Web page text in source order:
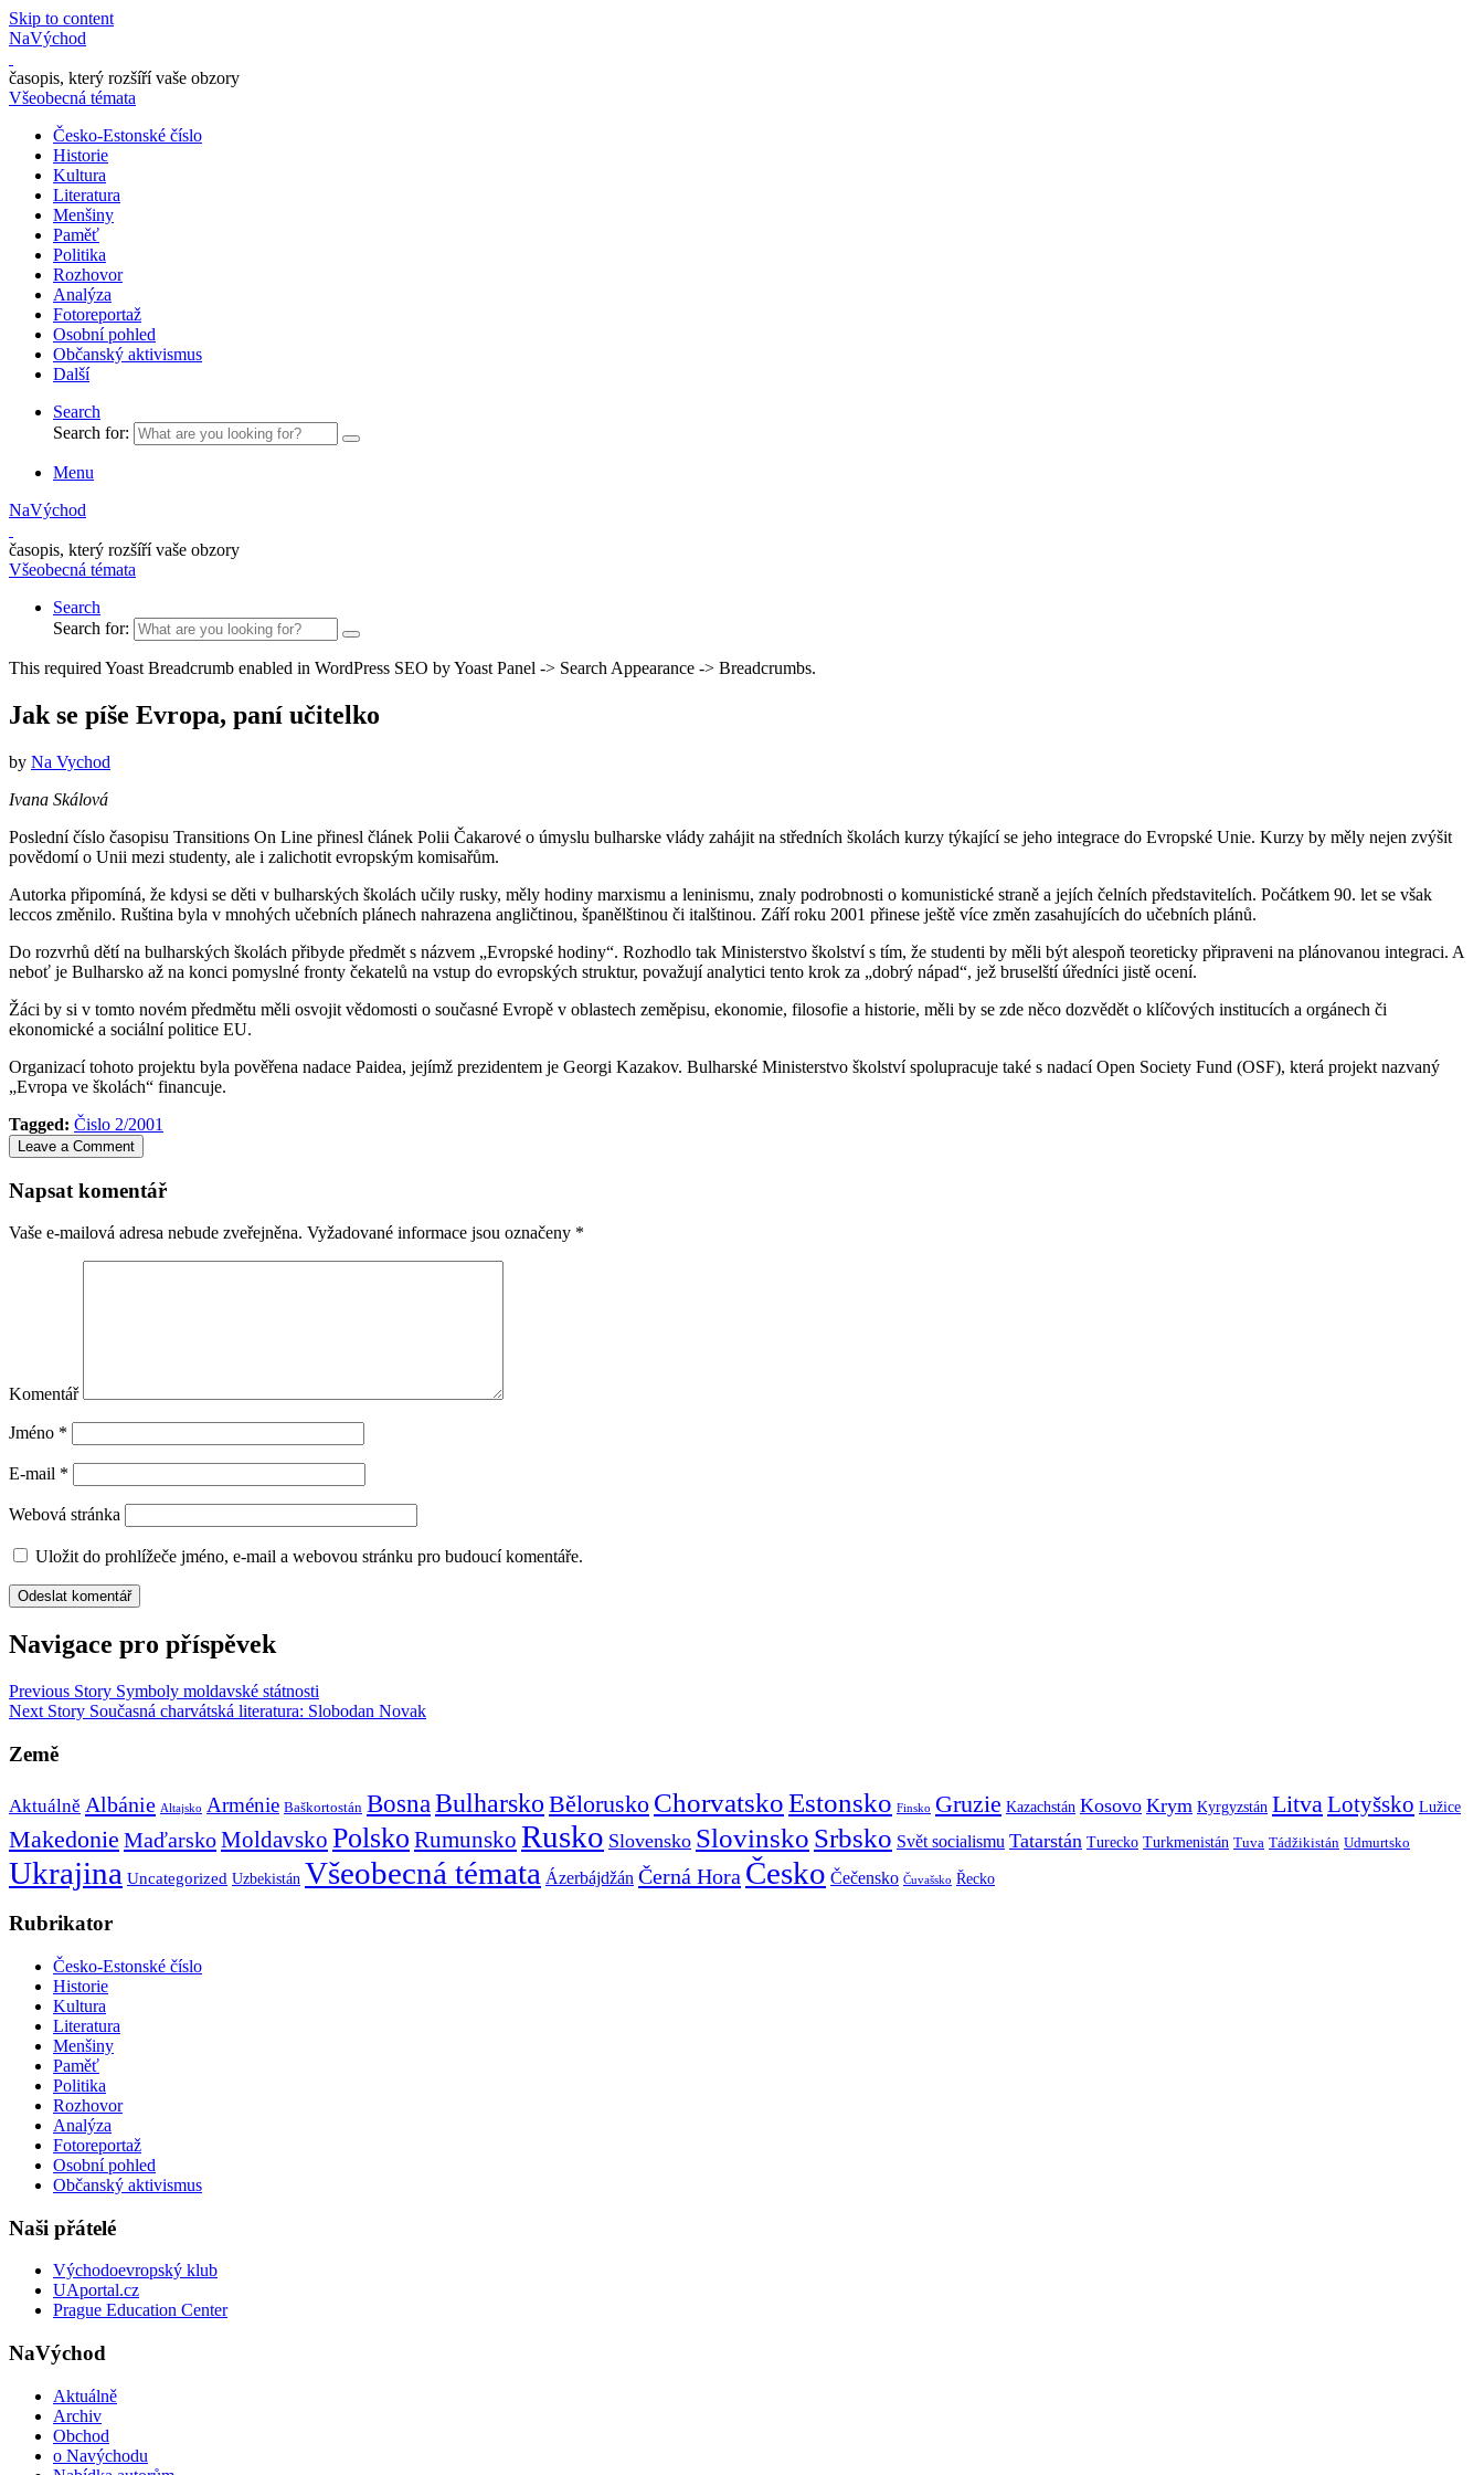
Skip to content
NaVýchod
časopis, který rozšíří vaše obzory
Všeobecná témata
Česko-Estonské číslo
Historie
Kultura
Literatura
Menšiny
Paměť
Politika
Rozhovor
Analýza
Fotoreportaž
Osobní pohled
Občanský aktivismus
Další
Search
Search for:
Menu
NaVýchod
časopis, který rozšíří vaše obzory
Všeobecná témata
Search
Search for:
This required Yoast Breadcrumb enabled in WordPress SEO by Yoast Panel -> Search Appearance -> Breadcrumbs.
Jak se píše Evropa, paní učitelko
by Na Vychod
Ivana Skálová
Poslední číslo časopisu Transitions On Line přinesl článek Polii Čakarové o úmyslu bulharske vlády zahájit na středních školách kurzy týkající se jeho integrace do Evropské Unie. Kurzy by měly nejen zvýšit
povědomí o Unii mezi studenty, ale i zalichotit evropským komisařům.
Autorka připomíná, že kdysi se děti v bulharských školách učily rusky, měly hodiny marxismu a leninismu, znaly podrobnosti o komunistické straně a jejích čelních představitelích. Počátkem 90. let se však
leccos změnilo. Ruština byla v mnohých učebních plánech nahrazena angličtinou, španělštinou či italštinou. Září roku 2001 přinese ještě více změn zasahujících do učebních plánů.
Do rozvrhů dětí na bulharských školách přibyde předmět s názvem „Evropské hodiny“. Rozhodlo tak Ministerstvo školství s tím, že studenti by měli být alespoň teoreticky připraveni na plánovanou integraci. A
neboť je Bulharsko až na konci pomyslné fronty čekatelů na vstup do evropských struktur, považují analytici tento krok za „dobrý nápad“, jež bruselští úředníci jistě ocení.
Žáci by si v tomto novém předmětu měli osvojit vědomosti o současné Evropě v oblastech zeměpisu, ekonomie, filosofie a historie, měli by se zde něco dozvědět o klíčových institucích a orgánech či
ekonomické a sociální politice EU.
Organizací tohoto projektu byla pověřena nadace Paidea, jejímž prezidentem je Georgi Kazakov. Bulharské Ministerstvo školství spolupracuje také s nadací Open Society Fund (OSF), která projekt nazvaný
„Evropa ve školách“ financuje.
Tagged: Čislo 2/2001
Leave a Comment
Napsat komentář
Vaše e-mailová adresa nebude zveřejněna. Vyžadované informace jsou označeny *
Komentář
Jméno *
E-mail *
Webová stránka
Uložit do prohlížeče jméno, e-mail a webovou stránku pro budoucí komentáře.
Navigace pro příspěvek
Previous Story Symboly moldavské státnosti
Next Story Současná charvátská literatura: Slobodan Novak
Země
Aktuálně Albánie Altajsko Arménie Baškortostán Bosna Bulharsko Bělorusko ChorvatskoEstonsko Finsko Gruzie Kazachstán Kosovo Krym Kyrgyzstán Litva Lotyšsko Lužice
Makedonie MaďarskoMoldavsko Polsko Rumunsko Rusko Slovensko Slovinsko Srbsko Svět socialismu Tatarstán Turecko Turkmenistán Tuva Tádžikistán Udmurtsko
Ukrajina Uncategorized Uzbekistán Všeobecná témata Ázerbájdžán Černá Hora Česko Čečensko Čuvašsko Řecko
Rubrikator
Česko-Estonské číslo
Historie
Kultura
Literatura
Menšiny
Paměť
Politika
Rozhovor
Analýza
Fotoreportaž
Osobní pohled
Občanský aktivismus
Naši přátelé
Východoevropský klub
UAportal.cz
Prague Education Center
NaVýchod
Aktuálně
Archiv
Obchod
o Navýchodu